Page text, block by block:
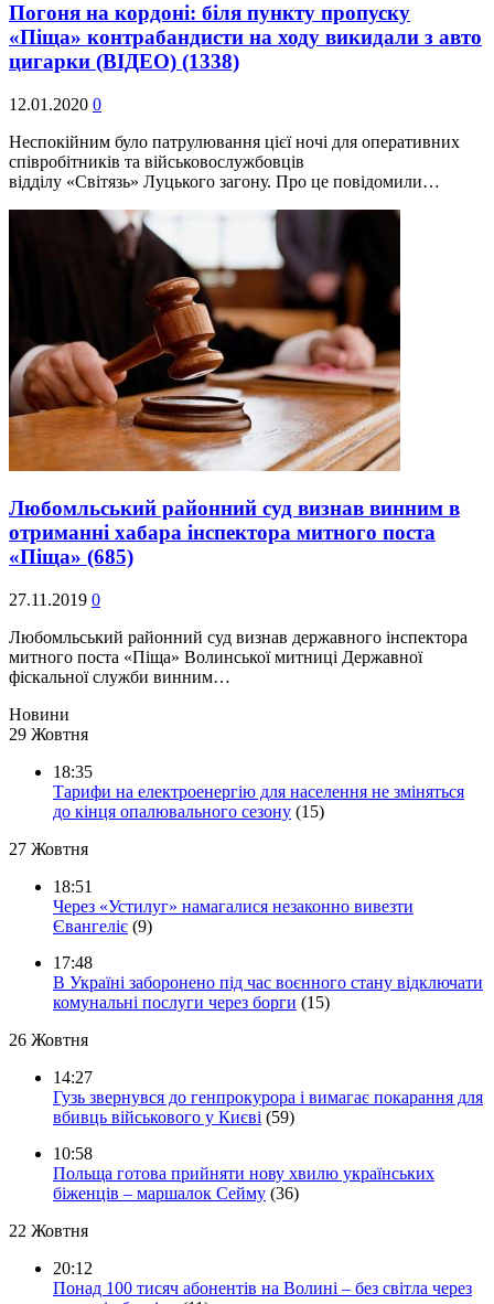
Погоня на кордоні: біля пункту пропуску
«Піща» контрабандисти на ходу викидали з авто
цигарки (ВІДЕО) (1338)
12.01.2020 0
Неспокійним було патрулювання цієї ночі для оперативних
співробітників та військовослужбовців
відділу «Світязь» Луцького загону. Про це повідомили…
Любомльський районний суд визнав винним в
отриманні хабара інспектора митного поста
«Піща» (685)
27.11.2019 0
Любомльський районний суд визнав державного інспектора
митного поста «Піща» Волинської митниці Державної
фіскальної служби винним…
Новини
29 Жовтня
18:35
Тарифи на електроенергію для населення не зміняться
до кінця опалювального сезону (15)
27 Жовтня
18:51
Через «Устилуг» намагалися незаконно вивезти
Євангеліє (9)
17:48
В Україні заборонено під час воєнного стану відключати
комунальні послуги через борги (15)
26 Жовтня
14:27
Гузь звернувся до генпрокурора і вимагає покарання для
вбивць військового у Києві (59)
10:58
Польща готова прийняти нову хвилю українських
біженців – маршалок Сейму (36)
22 Жовтня
20:12
Понад 100 тисяч абонентів на Волині – без світла через